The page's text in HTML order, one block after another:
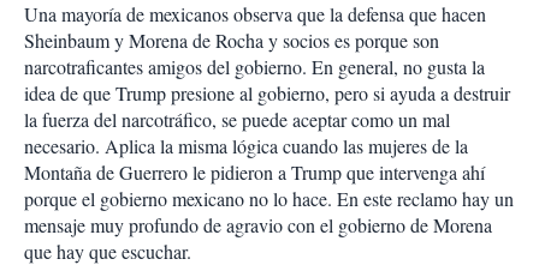
Una mayoría de mexicanos observa que la defensa que hacen
Sheinbaum y Morena de Rocha y socios es porque son
narcotraficantes amigos del gobierno. En general, no gusta la
idea de que Trump presione al gobierno, pero si ayuda a destruir
la fuerza del narcotráfico, se puede aceptar como un mal
necesario. Aplica la misma lógica cuando las mujeres de la
Montaña de Guerrero le pidieron a Trump que intervenga ahí
porque el gobierno mexicano no lo hace. En este reclamo hay un
mensaje muy profundo de agravio con el gobierno de Morena
que hay que escuchar.